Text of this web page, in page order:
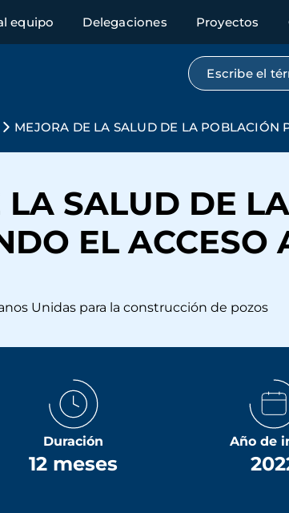
equipo Delegaciones Proyectos
Búsqueda
MEJORA DE LA SALUD DE LA POBLACIÓN
LA SALUD DE
EL ACCESO
Unidas para la construcción de pozos
Duración
12 meses
Año de